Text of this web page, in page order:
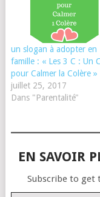
un slogan à adopter en
famille : « Les 3 C : Un
pour Calmer la Colère »
juillet 25, 2017
Dans "Parentalité"
EN SAVOIR
Subscribe to get
Saisissez votre adresse e-mail…